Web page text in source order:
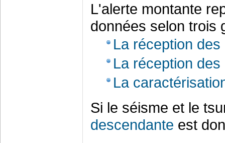
L'alerte montante
données selon trois
La réception
La réception
La
Si le séisme et le
descendante est